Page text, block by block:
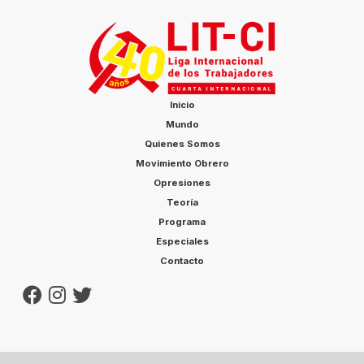
Inicio
Mundo
Quienes Somos
Movimiento Obrero
Opresiones
Teoría
Programa
Especiales
Contacto